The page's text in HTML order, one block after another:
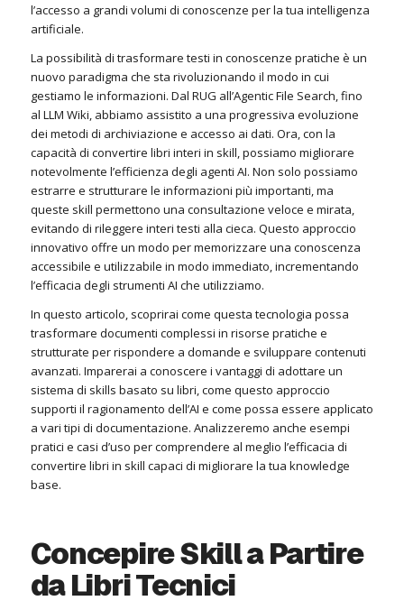
l’accesso a grandi volumi di conoscenze per la tua intelligenza
artificiale.
La possibilità di trasformare testi in conoscenze pratiche è un
nuovo paradigma che sta rivoluzionando il modo in cui
gestiamo le informazioni. Dal RUG all’Agentic File Search, fino
al LLM Wiki, abbiamo assistito a una progressiva evoluzione
dei metodi di archiviazione e accesso ai dati. Ora, con la
capacità di convertire libri interi in skill, possiamo migliorare
notevolmente l’efficienza degli agenti AI. Non solo possiamo
estrarre e strutturare le informazioni più importanti, ma
queste skill permettono una consultazione veloce e mirata,
evitando di rileggere interi testi alla cieca. Questo approccio
innovativo offre un modo per memorizzare una conoscenza
accessibile e utilizzabile in modo immediato, incrementando
l’efficacia degli strumenti AI che utilizziamo.
In questo articolo, scoprirai come questa tecnologia possa
trasformare documenti complessi in risorse pratiche e
strutturate per rispondere a domande e sviluppare contenuti
avanzati. Imparerai a conoscere i vantaggi di adottare un
sistema di skills basato su libri, come questo approccio
supporti il ragionamento dell’AI e come possa essere applicato
a vari tipi di documentazione. Analizzeremo anche esempi
pratici e casi d’uso per comprendere al meglio l’efficacia di
convertire libri in skill capaci di migliorare la tua knowledge
base.
Concepire Skill a Partire
da Libri Tecnici